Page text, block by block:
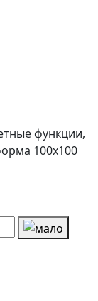
функции,
100x100